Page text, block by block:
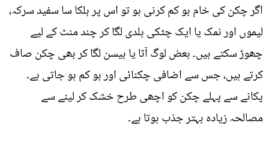
اگر چکن کی خام بو کم کرنی ہو تو اس پر ہلکا سا سفید سرکہ،
لیموں اور نمک یا ایک چٹکی ہلدی لگا کر چند منٹ کے لیے
چھوڑ سکتے ہیں۔ بعض لوگ آٹا یا بیسن لگا کر بھی چکن صاف
کرتے ہیں، جس سے اضافی چکنائی اور بو کم ہو جاتی ہے۔
پکانے سے پہلے چکن کو اچھی طرح خشک کر لینے سے
مصالحہ زیادہ بہتر جذب ہوتا ہے۔